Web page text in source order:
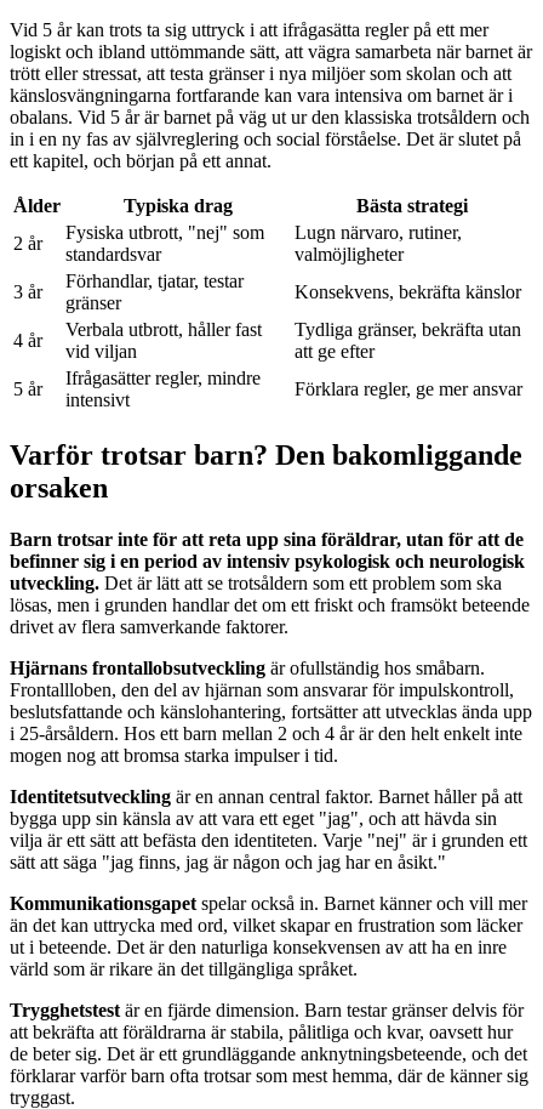
Vid 5 år kan trots ta sig uttryck i att ifrågasätta regler på ett mer
logiskt och ibland uttömmande sätt, att vägra samarbeta när barnet är
trött eller stressat, att testa gränser i nya miljöer som skolan och att
känslosvängningarna fortfarande kan vara intensiva om barnet är i
obalans. Vid 5 år är barnet på väg ut ur den klassiska trotsåldern och
in i en ny fas av självreglering och social förståelse. Det är slutet på
ett kapitel, och början på ett annat.
Ålder Typiska drag
Bästa strategi
2 år
Fysiska utbrott, "nej" som
standardsvar
Lugn närvaro, rutiner,
valmöjligheter
3 år
Förhandlar, tjatar, testar
gränser
Konsekvens, bekräfta känslor
4 år
Verbala utbrott, håller fast
vid viljan
Tydliga gränser, bekräfta utan
att ge efter
5 år
Ifrågasätter regler, mindre
intensivt
Förklara regler, ge mer ansvar
Varför trotsar barn? Den bakomliggande
orsaken
Barn trotsar inte för att reta upp sina föräldrar, utan för att de
befinner sig i en period av intensiv psykologisk och neurologisk
utveckling. Det är lätt att se trotsåldern som ett problem som ska
lösas, men i grunden handlar det om ett friskt och framsökt beteende
drivet av flera samverkande faktorer.
Hjärnans frontallobsutveckling är ofullständig hos småbarn.
Frontallloben, den del av hjärnan som ansvarar för impulskontroll,
beslutsfattande och känslohantering, fortsätter att utvecklas ända upp
i 25-årsåldern. Hos ett barn mellan 2 och 4 år är den helt enkelt inte
mogen nog att bromsa starka impulser i tid.
Identitetsutveckling är en annan central faktor. Barnet håller på att
bygga upp sin känsla av att vara ett eget "jag", och att hävda sin
vilja är ett sätt att befästa den identiteten. Varje "nej" är i grunden ett
sätt att säga "jag finns, jag är någon och jag har en åsikt."
Kommunikationsgapet spelar också in. Barnet känner och vill mer
än det kan uttrycka med ord, vilket skapar en frustration som läcker
ut i beteende. Det är den naturliga konsekvensen av att ha en inre
värld som är rikare än det tillgängliga språket.
Trygghetstest är en fjärde dimension. Barn testar gränser delvis för
att bekräfta att föräldrarna är stabila, pålitliga och kvar, oavsett hur
de beter sig. Det är ett grundläggande anknytningsbeteende, och det
förklarar varför barn ofta trotsar som mest hemma, där de känner sig
tryggast.